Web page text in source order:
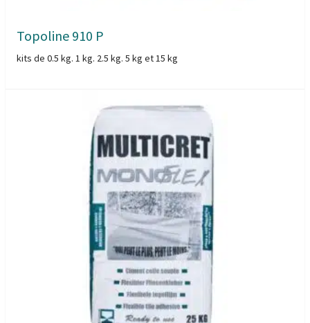
Topoline 910 P
kits de 0.5 kg. 1 kg. 2.5 kg. 5 kg et 15 kg